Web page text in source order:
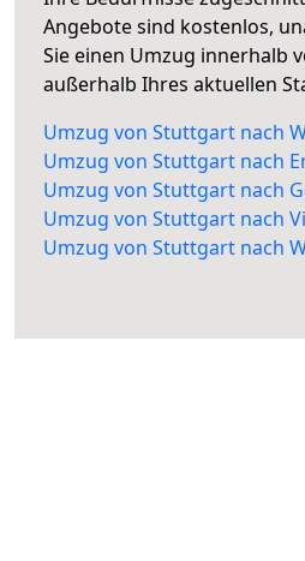
Angebote sind kostenlos,
Sie einen Umzug innerhalb
außerhalb Ihres aktuellen
Umzug von Stuttgart nach
Umzug von Stuttgart nach
Umzug von Stuttgart nach
Umzug von Stuttgart nach
Umzug von Stuttgart nach